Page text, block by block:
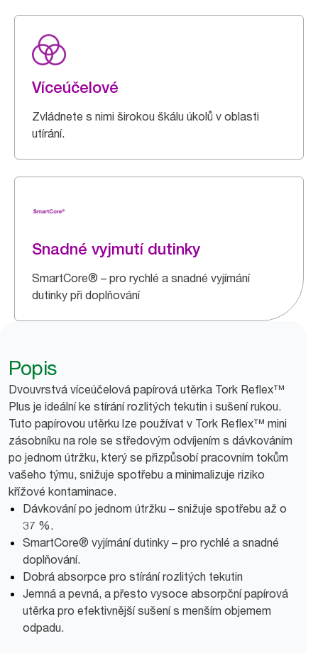
Víceúčelové
Zvládnete s nimi širokou škálu úkolů v oblasti
utírání.
Snadné vyjmutí dutinky
SmartCore® – pro rychlé a snadné vyjímání
dutinky při doplňování
Popis
Dvouvrstvá víceúčelová papírová utěrka Tork Reflex™
Plus je ideální ke stírání rozlitých tekutin i sušení rukou.
Tuto papírovou utěrku lze používat v Tork Reflex™ mini
zásobníku na role se středovým odvíjením s dávkováním
po jednom útržku, který se přizpůsobí pracovním tokům
vašeho týmu, snižuje spotřebu a minimalizuje riziko
křížové kontaminace.
Dávkování po jednom útržku – snižuje spotřebu až o
37 %.
SmartCore® vyjímání dutinky – pro rychlé a snadné
doplňování.
Dobrá absorpce pro stírání rozlitých tekutin
Jemná a pevná, a přesto vysoce absorpční papírová
utěrka pro efektivnější sušení s menším objemem
odpadu.